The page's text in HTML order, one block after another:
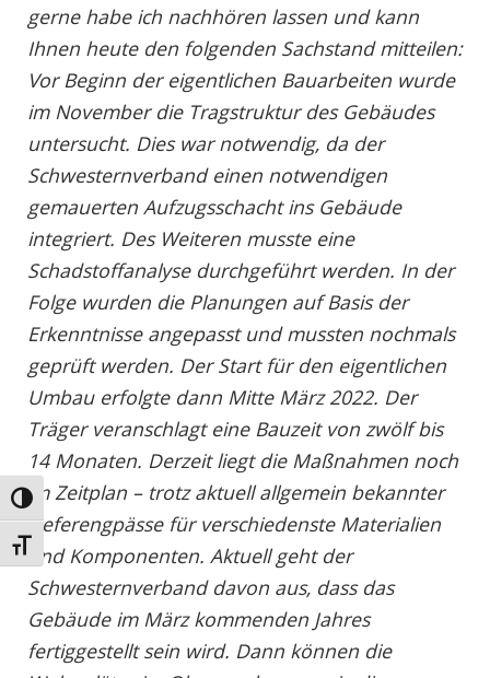
Umschalten auf hohe Kontraste
Schrift vergrößern
gerne habe ich nachhören lassen und kann
Ihnen heute den folgenden Sachstand mitteilen:
Vor Beginn der eigentlichen Bauarbeiten wurde
im November die Tragstruktur des Gebäudes
untersucht. Dies war notwendig, da der
Schwesternverband einen notwendigen
gemauerten Aufzugsschacht ins Gebäude
integriert. Des Weiteren musste eine
Schadstoffanalyse durchgeführt werden. In der
Folge wurden die Planungen auf Basis der
Erkenntnisse angepasst und mussten nochmals
geprüft werden. Der Start für den eigentlichen
Umbau erfolgte dann Mitte März 2022. Der
Träger veranschlagt eine Bauzeit von zwölf bis
14 Monaten. Derzeit liegt die Maßnahmen noch
im Zeitplan – trotz aktuell allgemein bekannter
Lieferengpässe für verschiedenste Materialien
und Komponenten. Aktuell geht der
Schwesternverband davon aus, dass das
Gebäude im März kommenden Jahres
fertiggestellt sein wird. Dann können die